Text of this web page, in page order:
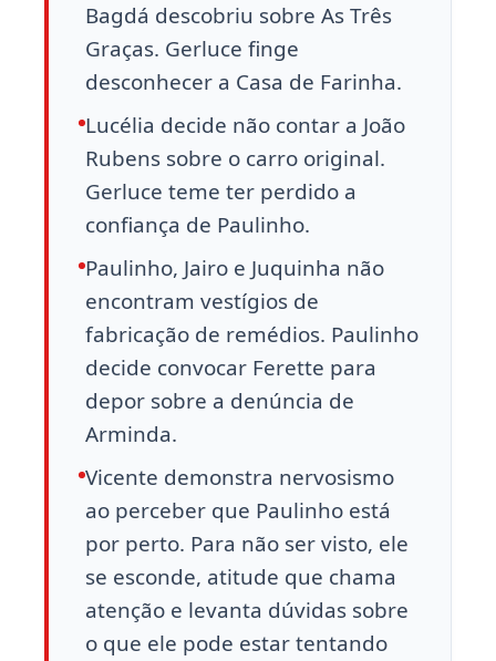
Bagdá descobriu sobre As Três
Graças. Gerluce finge
desconhecer a Casa de Farinha.
Lucélia decide não contar a João
Rubens sobre o carro original.
Gerluce teme ter perdido a
confiança de Paulinho.
Paulinho, Jairo e Juquinha não
encontram vestígios de
fabricação de remédios. Paulinho
decide convocar Ferette para
depor sobre a denúncia de
Arminda.
Vicente demonstra nervosismo
ao perceber que Paulinho está
por perto. Para não ser visto, ele
se esconde, atitude que chama
atenção e levanta dúvidas sobre
o que ele pode estar tentando